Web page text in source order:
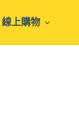
線上購物